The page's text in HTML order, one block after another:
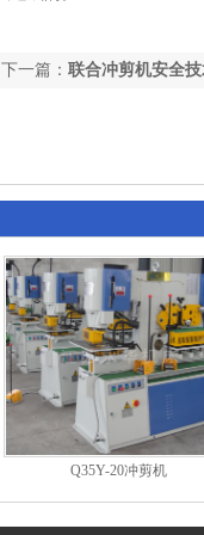
下一篇： 联合冲剪机安全
Q35Y-20冲剪机